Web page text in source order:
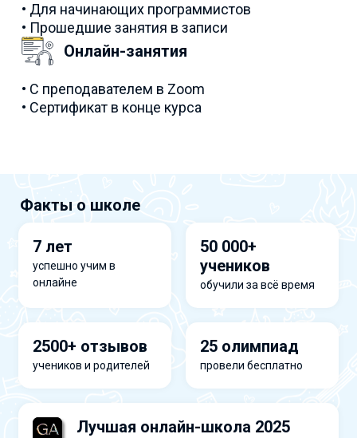
• Для начинающих программистов
• Прошедшие занятия в записи
Онлайн-занятия
• С преподавателем в Zoom
• Сертификат в конце курса
Факты о школе
7 лет
успешно учим в
онлайне
50 000+
учеников
обучили за всё время
2500+ отзывов
учеников и родителей
25 олимпиад
провели бесплатно
Лучшая онлайн-школа 2025